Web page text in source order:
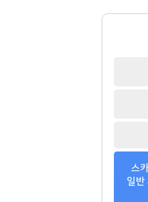
스
일반